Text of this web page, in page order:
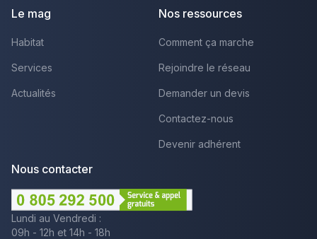
Le mag
Habitat
Services
Actualités
Nos ressources
Comment ça marche
Rejoindre le réseau
Demander un devis
Contactez-nous
Devenir adhérent
Nous contacter
Lundi au Vendredi :
09h - 12h et 14h - 18h